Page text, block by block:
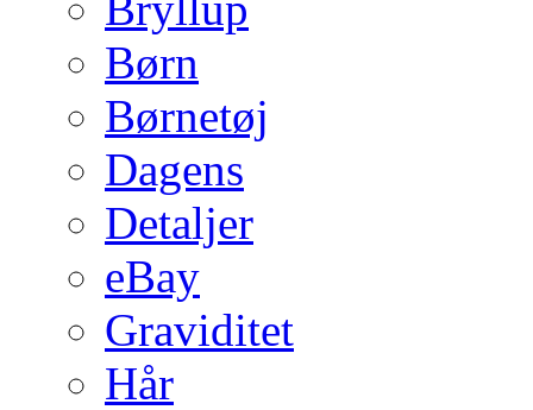
Børn
Børnetøj
Dagens
Detaljer
eBay
Graviditet
Hår